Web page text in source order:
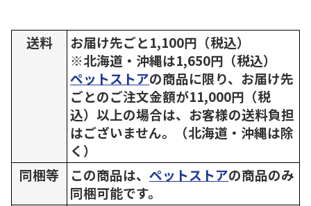
送料
お届け先ごと1,100円（税込）
※北海道・沖縄は1,650円（税込）
ペットストアの商品に限り、お届け先
ごとのご注文金額が11,000円（税
込）以上の場合は、お客様の送料負担
はございません。（北海道・沖縄は除
く）
同梱等
この商品は、 ペットストアの商品のみ
同梱可能です。